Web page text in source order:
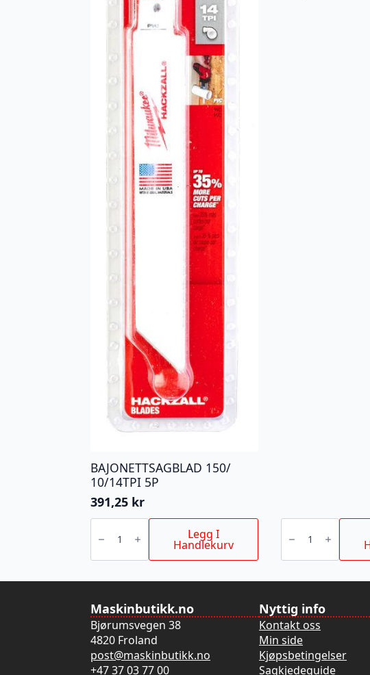
BAJONETTSAGBLAD 150/
10/14TPI 5P
391,25 kr
BAJONETTSAGBLAD
10/14TPI
antall
Legg I
Handlekurv
BAJONETTSAGBL
NITR
antall
Maskinbutikk.no
Bjørumsvegen 38
4820 Froland
post@maskinbutikk.no
+47 37 03 77 00
Nyttig info
Kontakt oss
Min side
Kjøpsbetingelser
Sagkjedeguide